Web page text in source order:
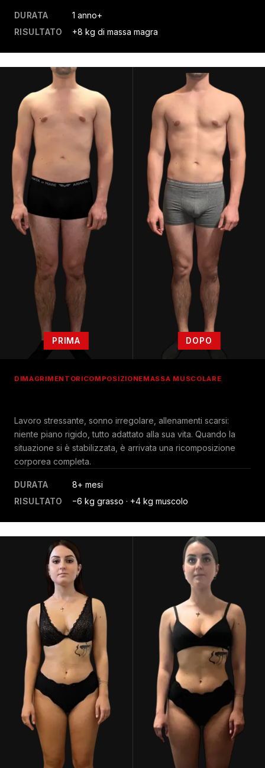
DURATA
1 anno+
RISULTATO
+8 kg di massa magra
PRIMA DOPO
DIMAGRIMENTORICOMPOSIZIONEMASSA MUSCOLARE
Lavoro stressante, sonno irregolare, allenamenti scarsi:
niente piano rigido, tutto adattato alla sua vita. Quando la
situazione si è stabilizzata, è arrivata una ricomposizione
corporea completa.
DURATA
8+ mesi
RISULTATO
−6 kg grasso · +4 kg muscolo